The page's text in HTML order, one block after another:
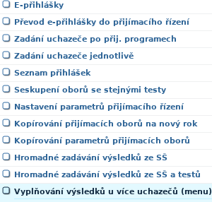
E-přihlášky
Převod e-přihlášky do přijímacího řízení
Zadání uchazeče po přij. programech
Zadání uchazeče jednotlivě
Seznam přihlášek
Seskupení oborů se stejnými testy
Nastavení parametrů přijímacího řízení
Kopírování přijímacích oborů na nový rok
Kopírování parametrů přijímacích oborů
Hromadné zadávání výsledků ze SŠ
Hromadné zadávání výsledků ze SŠ a testů
Vyplňování výsledků u více uchazečů (menu)